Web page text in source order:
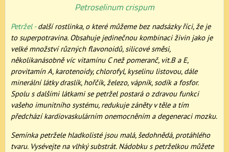
Petroselinum crispum
Petržel -další rostlinka, o které můžeme bez nadsázky říci, že je
to superpotravina. Obsahuje jedinečnou kombinaci živin jako je
velké množství různých flavonoidů, silicové směsi,
několikanásobně víc vitamínu C než pomeranč, vit.B a E,
provitamín A, karotenoidy, chlorofyl, kyselinu listovou, dále
minerální látky draslík, hořčík, železo, vápník, sodík a fosfor.
Spolu s dalšími látkami se petržel postará o zdravou funkci
vašeho imunitního systému, redukuje záněty v těle a tím
předchází kardiovaskulárním onemocněním a degeneraci mozku.
Semínka petržele hladkolisté jsou malá, šedohnědá, protáhlého
tvaru. Vysévejte na vlhký substrát. Nádobku s petrželkou můžete